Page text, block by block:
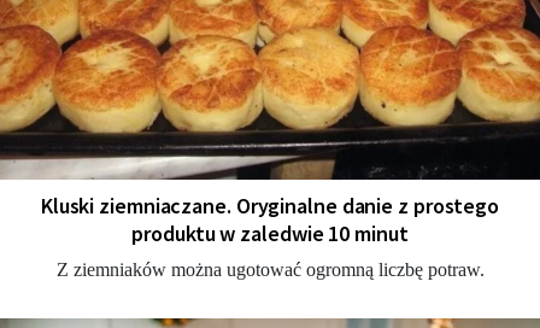
Kluski ziemniaczane. Oryginalne danie z prostego
produktu w zaledwie 10 minut
Z ziemniaków można ugotować ogromną liczbę potraw.